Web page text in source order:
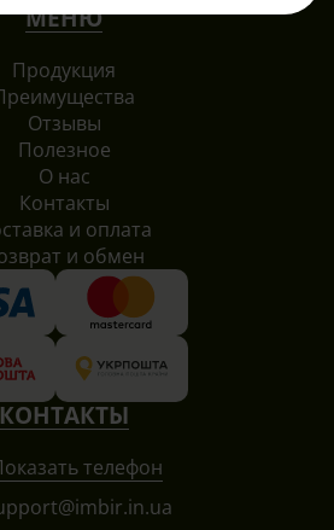
МЕНЮ
Продукция
Отзывы
Полезное
О нас
Контакты
и оплата
и обмен
КОНТАКТЫ
телефон